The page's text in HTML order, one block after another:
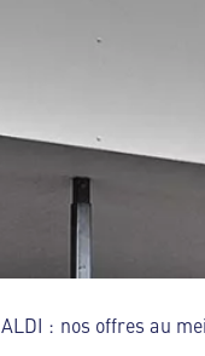
ALDI : nos offres au